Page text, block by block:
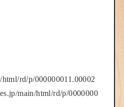
rd/p/000000011.00002
main/html/rd/p/0000000